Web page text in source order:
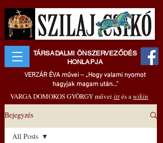
TÁRSADALMI ÖNSZERVEZŐDÉS
HONLAPJA
VERZÁR ÉVA művei – „Hogy valami nyomot
hagyjak magam után..."
VARGA DOMOKOS GYÖRGY művei ittés awikin
Bejegyzés
All Posts